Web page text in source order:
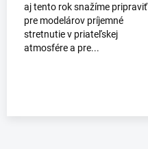
aj tento rok snažíme pripraviť
pre modelárov príjemné
stretnutie v priateľskej
atmosfére a pre...